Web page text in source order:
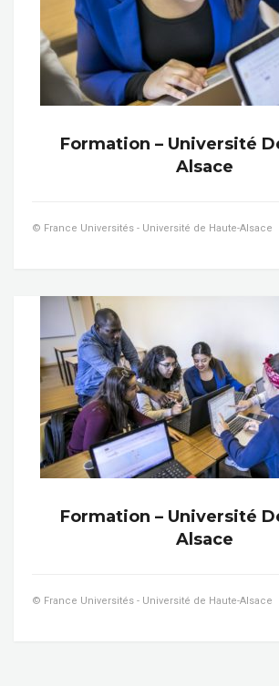
Formation – Université
Alsace
© France Universités - Université de Haute-Alsace
Formation – Université
Alsace
© France Universités - Université de Haute-Alsace